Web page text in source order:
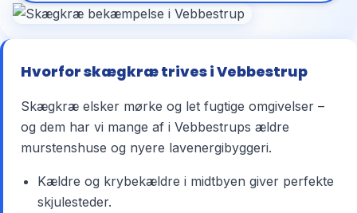
Hvorfor skægkræ trives i Vebbestrup
Skægkræ elsker mørke og let fugtige omgivelser –
og dem har vi mange af i Vebbestrups ældre
murstenshuse og nyere lavenergibyggeri.
Kældre og krybekældre i midtbyen giver perfekte
skjulesteder.